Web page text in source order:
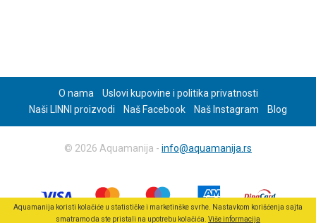
O nama
Uslovi kupovine i politika privatnosti
Naši LINNI proizvodi
Naš Facebook Naš Instagram Blog
© 2026 Aquamanija - info@aquamanija.rs
Aquamanija koristi kolačiće u statističke i marketinške svrhe. Nastavkom korišćenja sajta
smatramo da ste pristali na upotrebu kolačića. Više informacija